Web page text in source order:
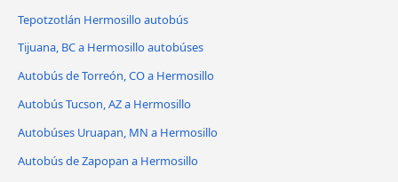
Tepotzotlán Hermosillo autobús
Tijuana, BC a Hermosillo autobúses
Autobús de Torreón, CO a Hermosillo
Autobús Tucson, AZ a Hermosillo
Autobúses Uruapan, MN a Hermosillo
Autobús de Zapopan a Hermosillo